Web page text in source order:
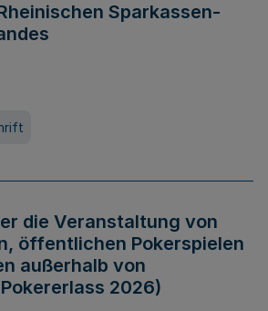
Sparkassen-
die Veranstaltung von
öffentlichen Pokerspielen
außerhalb von
2026)